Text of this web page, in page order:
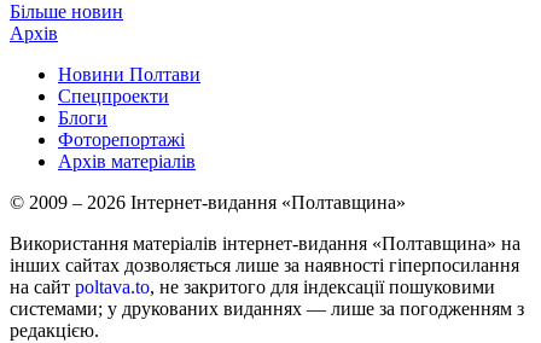
Більше новин
Архів
Новини Полтави
Спецпроекти
Блоги
Фоторепортажі
Архів матеріалів
© 2009 – 2026 Інтернет-видання «Полтавщина»
Використання матеріалів інтернет-видання «Полтавщина» на
інших сайтах дозволяється лише за наявності гіперпосилання
на сайт poltava.to, не закритого для індексації пошуковими
системами; у друкованих виданнях — лише за погодженням з
редакцією.